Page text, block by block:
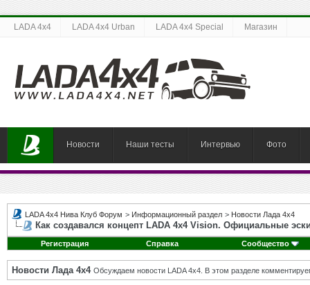
LADA 4x4 LADA 4x4 Urban LADA 4x4 Special Магазин
Новости Наши тесты Интервью Фото
LADA 4x4 Нива Клуб Форум > Информационный раздел > Новости Лада 4х4
Как создавался концепт LADA 4x4 Vision. Официальные
Регистрация Справка Сообщество
Новости Лада 4х4 Обсуждаем новости LADA 4x4. В этом разделе